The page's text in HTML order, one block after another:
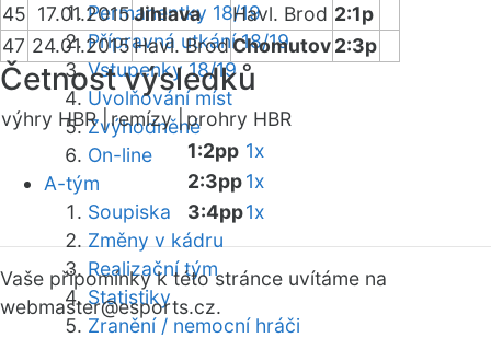
Permanentky 18/19
Přípravná utkání 18/19
Vstupenky 18/19
Uvolňování míst
Zvýhodněné
On-line
A-tým
Soupiska
Změny v kádru
Realizační tým
Statistiky
Zranění / nemocní hráči
45 17.01.2015Jihlava Havl. Brod 2:1p
47 24.01.2015Havl. BrodChomutov2:3p
Četnost výsledků
výhry HBR |remízy |prohry HBR
1:2pp 1x
2:3pp1x
3:4pp1x
Vaše připomínky k této stránce uvítáme na
webmaster@esports.cz.